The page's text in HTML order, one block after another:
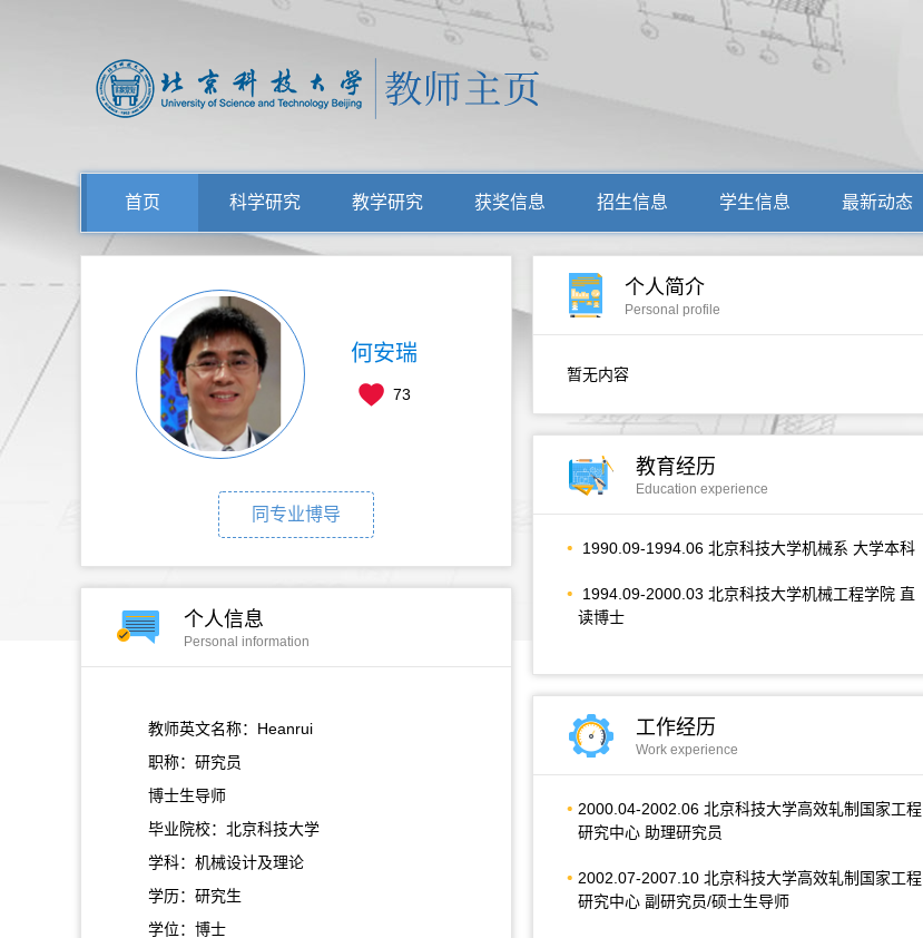
首页 科学研究 教学研究 获奖信息 招生信息 学生信息 最新动态
何安瑞
73
同专业博导
个人信息
Personal information
教师英文名称：Heanrui
职称：研究员
博士生导师
毕业院校：北京科技大学
学科：机械设计及理论
学历：研究生
学位：博士
个人简介
Personal profile
暂无内容
教育经历
Education experience
1990.09-1994.06 北京科技大学机械系 大学本科
1994.09-2000.03 北京科技大学机械工程学院 直
读博士
工作经历
Work experience
2000.04-2002.06 北京科技大学高效轧制国家工程
研究中心 助理研究员
2002.07-2007.10 北京科技大学高效轧制国家工程
研究中心 副研究员/硕士生导师